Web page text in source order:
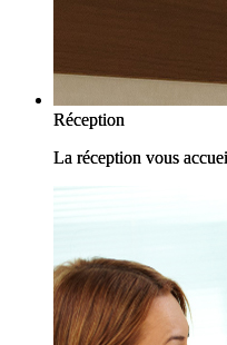
Réception
La réception vous
Réception
La réception vous